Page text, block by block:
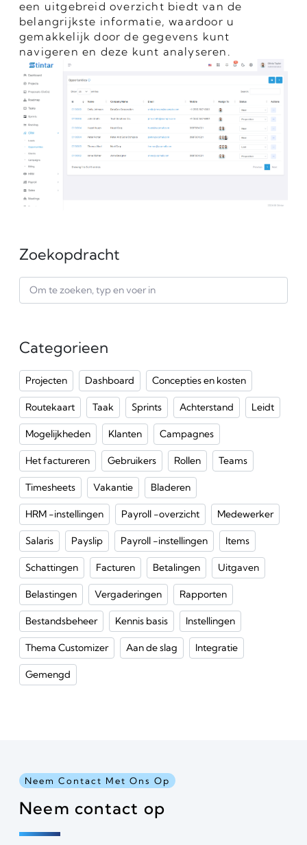
een uitgebreid overzicht biedt van de
belangrijkste informatie, waardoor u
gemakkelijk door de gegevens kunt
navigeren en deze kunt analyseren.
Zoekopdracht
Categorieen
Projecten Dashboard Concepties en kosten
Routekaart Taak Sprints Achterstand Leidt
Mogelijkheden Klanten Campagnes
Het factureren Gebruikers Rollen Teams
Timesheets Vakantie Bladeren
HRM -instellingen Payroll -overzicht Medewerker
Salaris Payslip Payroll -instellingen Items
Schattingen Facturen Betalingen Uitgaven
Belastingen Vergaderingen Rapporten
Bestandsbeheer Kennis basis Instellingen
Thema Customizer Aan de slag Integratie
Gemengd
Neem Contact Met Ons Op
Neem contact op